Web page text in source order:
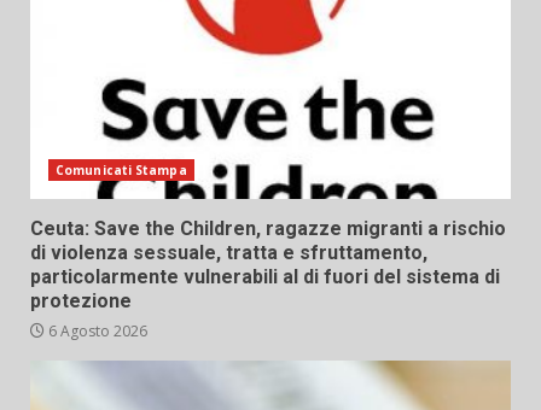
Comunicati Stampa
Ceuta: Save the Children, ragazze migranti a rischio
di violenza sessuale, tratta e sfruttamento,
particolarmente vulnerabili al di fuori del sistema di
protezione
6 Agosto 2026